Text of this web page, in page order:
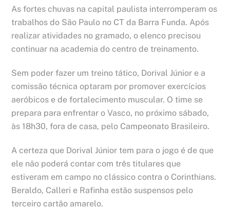
As fortes chuvas na capital paulista interromperam os
trabalhos do São Paulo no CT da Barra Funda. Após
realizar atividades no gramado, o elenco precisou
continuar na academia do centro de treinamento.
Sem poder fazer um treino tático, Dorival Júnior e a
comissão técnica optaram por promover exercícios
aeróbicos e de fortalecimento muscular. O time se
prepara para enfrentar o Vasco, no próximo sábado,
às 18h30, fora de casa, pelo Campeonato Brasileiro.
A certeza que Dorival Júnior tem para o jogo é de que
ele não poderá contar com três titulares que
estiveram em campo no clássico contra o Corinthians.
Beraldo, Calleri e Rafinha estão suspensos pelo
terceiro cartão amarelo.